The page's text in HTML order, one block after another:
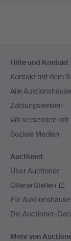
Navigation
Hilfe und Kontakt
Kontakt mit dem
Alle
Zahlungsweisen
Wir versenden mit
Soziale Medien
Auctionet
Über Auctionet
Offene Stellen
Für
Die Auctionet-
Mehr von